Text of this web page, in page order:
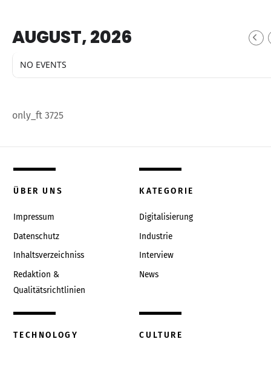
AUGUST, 2026
NO EVENTS
only_ft 3725
ÜBER UNS
Impressum
Datenschutz
Inhaltsverzeichniss
Redaktion &
Qualitätsrichtlinien
KATEGORIE
Digitalisierung
Industrie
Interview
News
TECHNOLOGY CULTURE